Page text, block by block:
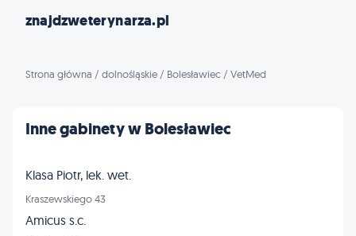
znajdzweterynarza.pl
Strona główna / dolnośląskie / Bolesławiec / VetMed
Inne gabinety w Bolesławiec
Klasa Piotr, lek. wet.
Kraszewskiego 43
Amicus s.c.